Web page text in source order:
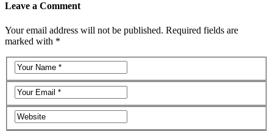
Leave a Comment
Your email address will not be published. Required fields are
marked with *